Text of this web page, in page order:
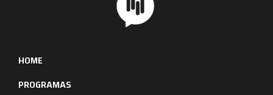
HOME
PROGRAMAS